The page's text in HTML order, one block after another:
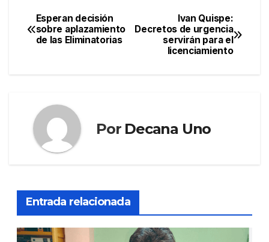
Navegación
de
Ivan Quispe:
Decretos de urgencia
servirán para el
licenciamiento
Esperan decisión
sobre aplazamiento
de las Eliminatorias
Por Decana Uno
Entrada relacionada